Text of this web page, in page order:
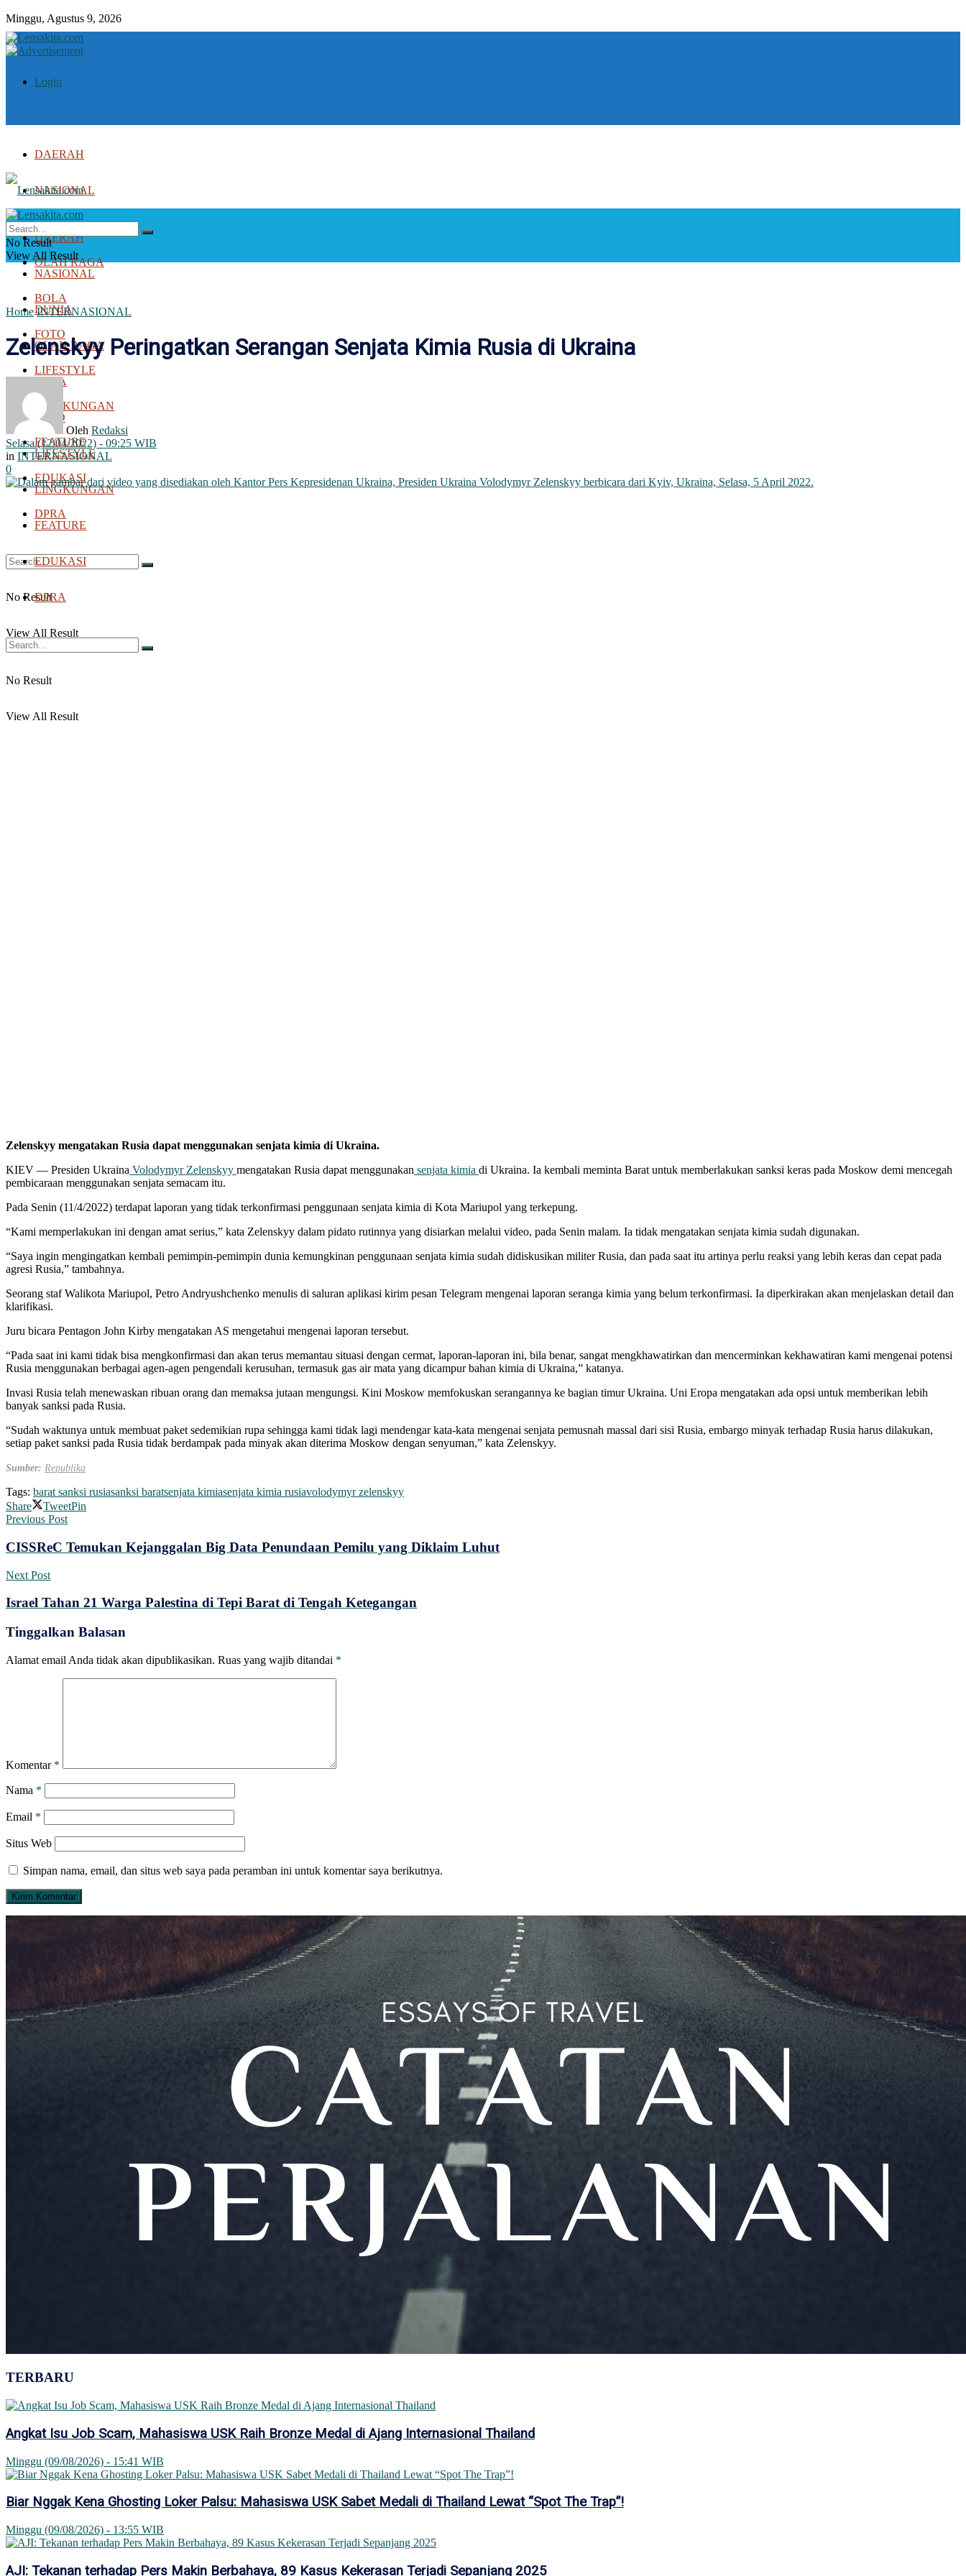
Minggu, Agustus 9, 2026
Login
DAERAH
NASIONAL
DUNIA
OLAH RAGA
BOLA
FOTO
LIFESTYLE
LINGKUNGAN
FEATURE
EDUKASI
DPRA
No Result
View All Result
DAERAH
NASIONAL
DUNIA
OLAH RAGA
BOLA
FOTO
LIFESTYLE
LINGKUNGAN
FEATURE
EDUKASI
DPRA
No Result
View All Result
No Result
View All Result
Home INTERNASIONAL
Zelenskyy Peringatkan Serangan Senjata Kimia Rusia di Ukraina
Oleh Redaksi
Selasa (12/04/2022) - 09:25 WIB
in INTERNASIONAL
0
Zelenskyy mengatakan Rusia dapat menggunakan senjata kimia di Ukraina.
KIEV — Presiden Ukraina Volodymyr Zelenskyy mengatakan Rusia dapat menggunakan senjata kimia di Ukraina. Ia kembali meminta Barat untuk memberlakukan sanksi keras pada Moskow demi mencegah
pembicaraan menggunakan senjata semacam itu.
Pada Senin (11/4/2022) terdapat laporan yang tidak terkonfirmasi penggunaan senjata kimia di Kota Mariupol yang terkepung.
“Kami memperlakukan ini dengan amat serius,” kata Zelenskyy dalam pidato rutinnya yang disiarkan melalui video, pada Senin malam. Ia tidak mengatakan senjata kimia sudah digunakan.
“Saya ingin mengingatkan kembali pemimpin-pemimpin dunia kemungkinan penggunaan senjata kimia sudah didiskusikan militer Rusia, dan pada saat itu artinya perlu reaksi yang lebih keras dan cepat pada
agresi Rusia,” tambahnya.
Seorang staf Walikota Mariupol, Petro Andryushchenko menulis di saluran aplikasi kirim pesan Telegram mengenai laporan seranga kimia yang belum terkonfirmasi. Ia diperkirakan akan menjelaskan detail dan
klarifikasi.
Juru bicara Pentagon John Kirby mengatakan AS mengetahui mengenai laporan tersebut.
“Pada saat ini kami tidak bisa mengkonfirmasi dan akan terus memantau situasi dengan cermat, laporan-laporan ini, bila benar, sangat mengkhawatirkan dan mencerminkan kekhawatiran kami mengenai potensi
Rusia menggunakan berbagai agen-agen pengendali kerusuhan, termasuk gas air mata yang dicampur bahan kimia di Ukraina,” katanya.
Invasi Rusia telah menewaskan ribuan orang dan memaksa jutaan mengungsi. Kini Moskow memfokuskan serangannya ke bagian timur Ukraina. Uni Eropa mengatakan ada opsi untuk memberikan lebih
banyak sanksi pada Rusia.
“Sudah waktunya untuk membuat paket sedemikian rupa sehingga kami tidak lagi mendengar kata-kata mengenai senjata pemusnah massal dari sisi Rusia, embargo minyak terhadap Rusia harus dilakukan,
setiap paket sanksi pada Rusia tidak berdampak pada minyak akan diterima Moskow dengan senyuman,” kata Zelenskyy.
Sumber: Republika
Tags: barat sanksi rusiasanksi baratsenjata kimiasenjata kimia rusiavolodymyr zelenskyy
Share
TweetPin
Previous Post
CISSReC Temukan Kejanggalan Big Data Penundaan Pemilu yang Diklaim Luhut
Next Post
Israel Tahan 21 Warga Palestina di Tepi Barat di Tengah Ketegangan
Tinggalkan Balasan
Alamat email Anda tidak akan dipublikasikan. Ruas yang wajib ditandai *
Komentar *
Nama *
Email *
Situs Web
Simpan nama, email, dan situs web saya pada peramban ini untuk komentar saya berikutnya.
TERBARU
Angkat Isu Job Scam, Mahasiswa USK Raih Bronze Medal di Ajang Internasional Thailand
Minggu (09/08/2026) - 15:41 WIB
Biar Nggak Kena Ghosting Loker Palsu: Mahasiswa USK Sabet Medali di Thailand Lewat “Spot The Trap”!
Minggu (09/08/2026) - 13:55 WIB
AJI: Tekanan terhadap Pers Makin Berbahaya, 89 Kasus Kekerasan Terjadi Sepanjang 2025